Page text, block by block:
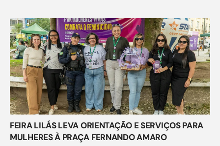
FEIRA LILÁS LEVA ORIENTAÇÃO E SERVIÇOS PARA
MULHERES À PRAÇA FERNANDO AMARO